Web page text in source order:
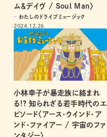
ム＆デイヴ / Soul Man〉
わたしのドライブミュージック
2024.12.26
小林幸子が暴走族に絡まれ
る!? 知られざる若手時代のエ
ピソード〈アース・ウインド・ア
ンド・ファイアー / 宇宙のファ
ンタジー〉